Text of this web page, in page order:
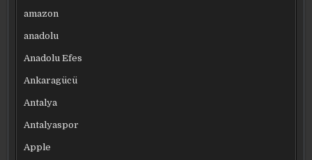
amazon
anadolu
Anadolu Efes
Ankaragücü
Antalya
Antalyaspor
Apple